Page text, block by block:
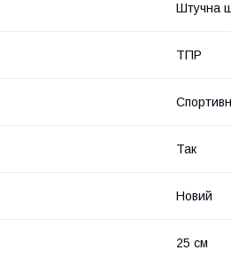
Штучна
ТПР
Так
Новий
25 см